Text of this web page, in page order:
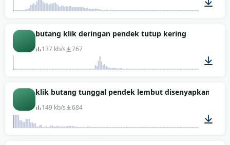
butang klik deringan pendek tutup kering
137 kb/s 767
00:01
klik butang tunggal pendek lembut disenyapkan
149 kb/s 684